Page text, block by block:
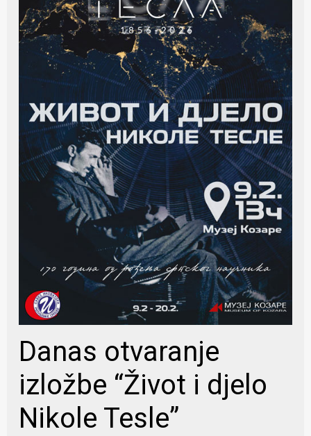
Danas otvaranje
izložbe “Život i djelo
Nikole Tesle”